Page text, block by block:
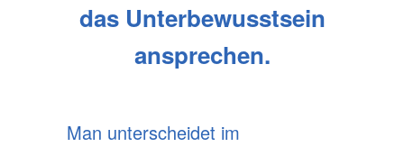
das Unterbewusstsein
ansprechen.
Man unterscheidet im